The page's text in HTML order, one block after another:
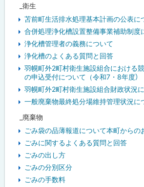
_衛生
苫前町生活排水処理基本計画の公表に
合併処理浄化槽設置整備事業補助制度
浄化槽管理者の義務について
浄化槽のよくある質問と回答
羽幌町外2町村衛生施設組合における
の申込受付について（令和7・8年度）
羽幌町外2町村衛生施設組合財政状況
一般廃棄物最終処分場維持管理状況に
_廃棄物
ごみ袋の品薄報道について本町からの
ごみに関するよくある質問と回答
ごみの出し方
ごみの分別区分
ごみの手数料